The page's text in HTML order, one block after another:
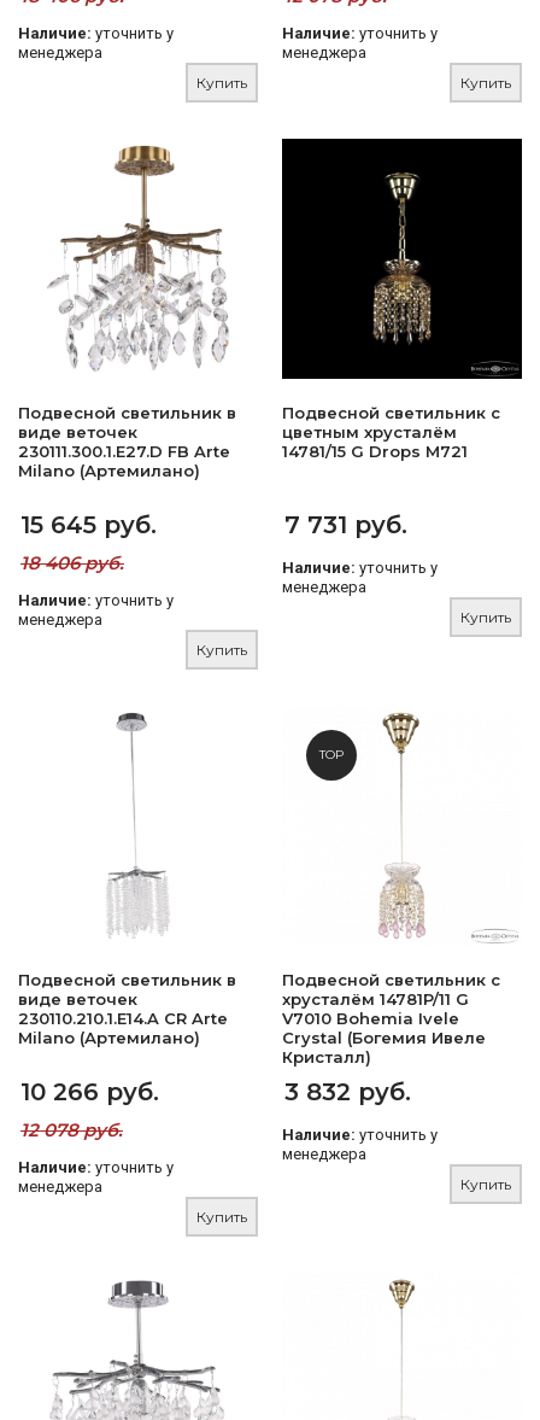
Наличие: уточнить у
менеджера
Купить
Наличие: уточнить у
менеджера
Купить
Подвесной светильник в
виде веточек
230111.300.1.E27.D FB Arte
Milano (Артемилано)
15 645 руб.
18 406 руб.
Наличие: уточнить у
менеджера
Купить
Подвесной светильник с
цветным хрусталём
14781/15 G Drops M721
7 731 руб.
Наличие: уточнить у
менеджера
Купить
Подвесной светильник в
виде веточек
230110.210.1.E14.A CR Arte
Milano (Артемилано)
10 266 руб.
12 078 руб.
Наличие: уточнить у
менеджера
Купить
TOP
Подвесной светильник с
хрусталём 14781P/11 G
V7010 Bohemia Ivele
Crystal (Богемия Ивеле
Кристалл)
3 832 руб.
Наличие: уточнить у
менеджера
Купить